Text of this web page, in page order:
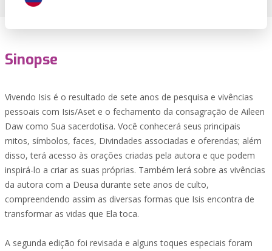
Sinopse
Vivendo Isis é o resultado de sete anos de pesquisa e vivências
pessoais com Isis/Aset e o fechamento da consagração de Aileen
Daw como Sua sacerdotisa. Você conhecerá seus principais
mitos, símbolos, faces, Divindades associadas e oferendas; além
disso, terá acesso às orações criadas pela autora e que podem
inspirá-lo a criar as suas próprias. Também lerá sobre as vivências
da autora com a Deusa durante sete anos de culto,
compreendendo assim as diversas formas que Isis encontra de
transformar as vidas que Ela toca.
A segunda edição foi revisada e alguns toques especiais foram